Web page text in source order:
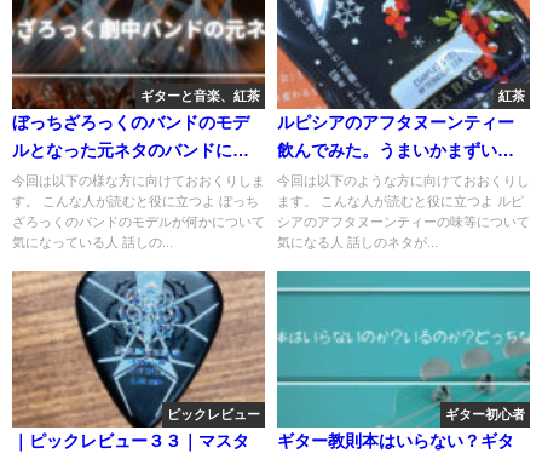
ギターと音楽、紅茶
ぼっちざろっくのバンドのモデ
ルとなった元ネタのバンドにつ
いて調べてみた
今回は以下の様な方に向けておおくりしま
す。 こんな人が読むと役に立つよ ぼっち
ざろっくのバンドのモデルが何かについて
気になっている人 話しの...
紅茶
ルピシアのアフタヌーンティー
飲んでみた。うまいかまずいか
検証だ
今回は以下のような方に向けておおくりし
ます。 こんな人が読むと役に立つよ ルピ
シアのアフタヌーンティーの味等について
気になる人 話しのネタが...
ピックレビュー
｜ピックレビュー３３｜マスタ
ギター初心者
ギター教則本はいらない？ギタ